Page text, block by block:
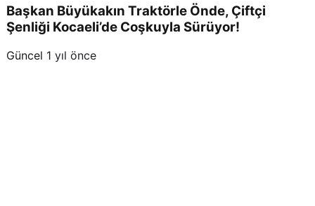
Başkan Büyükakın Traktörle Önde, Çiftçi
Şenliği Kocaeli’de Coşkuyla Sürüyor!
Güncel 1 yıl önce